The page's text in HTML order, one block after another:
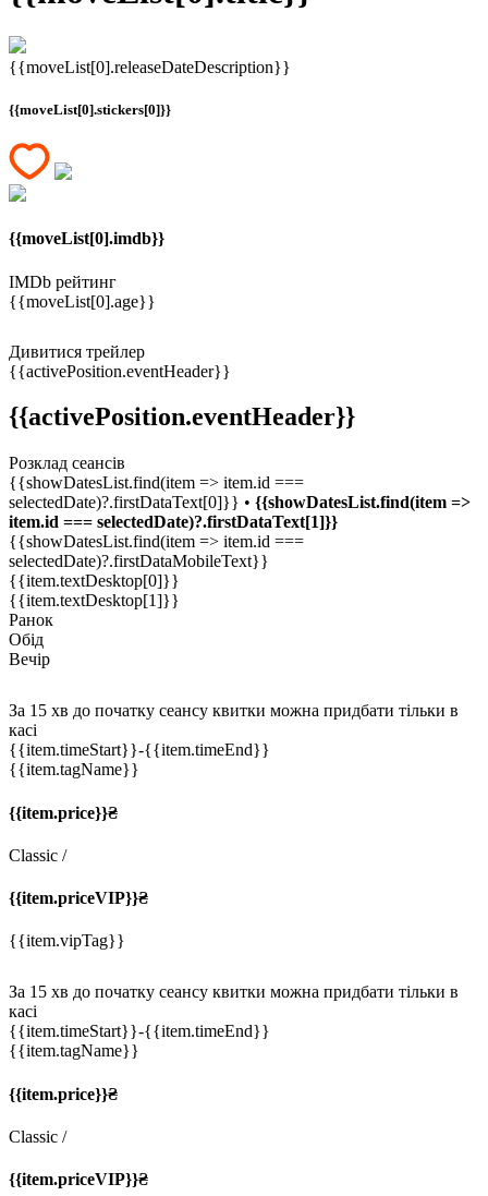
{{moveList[0].releaseDateDescription}}
{{moveList[0].stickers[0]}}
{{moveList[0].imdb}}
IMDb рейтинг
{{moveList[0].age}}
Дивитися трейлер
{{activePosition.eventHeader}}
{{activePosition.eventHeader}}
Розклад сеансів
{{showDatesList.find(item => item.id ===
selectedDate)?.firstDataText[0]}} • {{showDatesList.find(item =>
item.id === selectedDate)?.firstDataText[1]}}
{{showDatesList.find(item => item.id ===
selectedDate)?.firstDataMobileText}}
{{item.textDesktop[0]}}
{{item.textDesktop[1]}}
Ранок
Обід
Вечір
За 15 хв до початку сеансу квитки можна придбати тільки в
касі
{{item.timeStart}}-{{item.timeEnd}}
{{item.tagName}}
{{item.price}}₴
Classic /
{{item.priceVIP}}₴
{{item.vipTag}}
За 15 хв до початку сеансу квитки можна придбати тільки в
касі
{{item.timeStart}}-{{item.timeEnd}}
{{item.tagName}}
{{item.price}}₴
Classic /
{{item.priceVIP}}₴